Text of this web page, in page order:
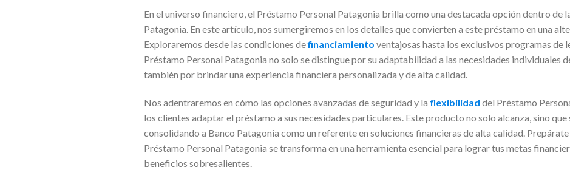
En el universo financiero, el Préstamo Personal Patagonia brilla como una destacada opción dentro de
Patagonia. En este artículo, nos sumergiremos en los detalles que convierten a este préstamo en una
Exploraremos desde las condiciones definanciamiento ventajosas hasta los exclusivos programas de
Préstamo Personal Patagonia no solo se distingue por su adaptabilidad a las necesidades individuales
también por brindar una experiencia financiera personalizada y de alta calidad.
Nos adentraremos en cómo las opciones avanzadas de seguridad y la flexibilidad del Préstamo
los clientes adaptar el préstamo a sus necesidades particulares. Este producto no solo alcanza, sino
consolidando a Banco Patagonia como un referente en soluciones financieras de alta calidad.
Préstamo Personal Patagonia se transforma en una herramienta esencial para lograr tus metas
beneficios sobresalientes.